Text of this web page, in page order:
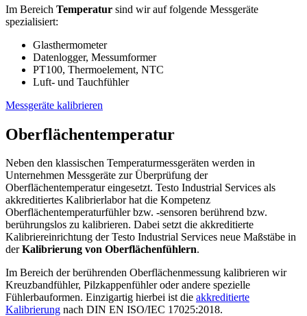
Im Bereich Temperatur sind wir auf folgende Messgeräte
spezialisiert:
Glasthermometer
Datenlogger, Messumformer
PT100, Thermoelement, NTC
Luft- und Tauchfühler
Messgeräte kalibrieren
Oberflächentemperatur
Neben den klassischen Temperaturmessgeräten werden in
Unternehmen Messgeräte zur Überprüfung der
Oberflächentemperatur eingesetzt. Testo Industrial Services als
akkreditiertes Kalibrierlabor hat die Kompetenz
Oberflächentemperaturfühler bzw. -sensoren berührend bzw.
berührungslos zu kalibrieren. Dabei setzt die akkreditierte
Kalibriereinrichtung der Testo Industrial Services neue Maßstäbe in
derKalibrierung von Oberflächenfühlern.
Im Bereich der berührenden Oberflächenmessung kalibrieren wir
Kreuzbandfühler, Pilzkappenfühler oder andere spezielle
Fühlerbauformen. Einzigartig hierbei ist die akkreditierte
Kalibrierung nach DIN EN ISO/IEC 17025:2018.